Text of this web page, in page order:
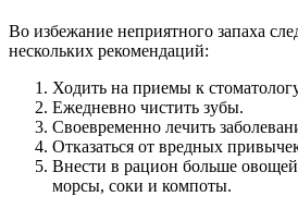
Во избежание неприятного запаха
нескольких рекомендаций:
Ходить на приемы к
Ежедневно чистить зубы.
Своевременно лечить
Отказаться от вредных
Внести в рацион больше
морсы, соки и компоты.